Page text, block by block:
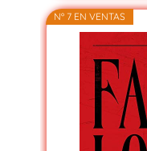
Nº 7 EN VENTAS